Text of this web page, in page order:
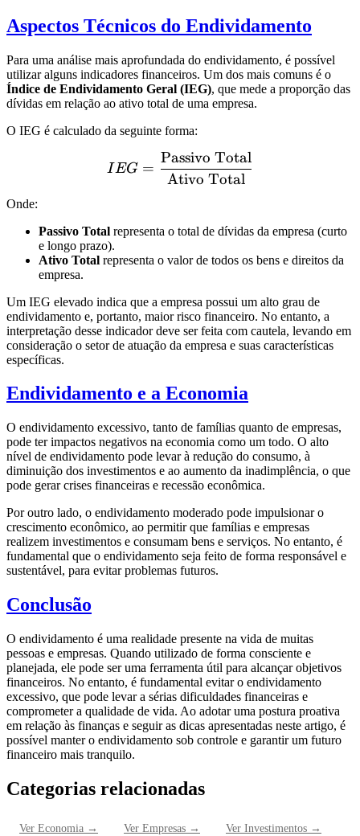
Aspectos Técnicos do Endividamento
Para uma análise mais aprofundada do endividamento, é possível
utilizar alguns indicadores financeiros. Um dos mais comuns é o
Índice de Endividamento Geral (IEG), que mede a proporção das
dívidas em relação ao ativo total de uma empresa.
O IEG é calculado da seguinte forma:
IEG =
IEG =
Ativo Total
Passivo Total
Onde:
Passivo Total representa o total de dívidas da empresa (curto
e longo prazo).
Ativo Total representa o valor de todos os bens e direitos da
empresa.
Um IEG elevado indica que a empresa possui um alto grau de
endividamento e, portanto, maior risco financeiro. No entanto, a
interpretação desse indicador deve ser feita com cautela, levando em
consideração o setor de atuação da empresa e suas características
específicas.
Endividamento e a Economia
O endividamento excessivo, tanto de famílias quanto de empresas,
pode ter impactos negativos na economia como um todo. O alto
nível de endividamento pode levar à redução do consumo, à
diminuição dos investimentos e ao aumento da inadimplência, o que
pode gerar crises financeiras e recessão econômica.
Por outro lado, o endividamento moderado pode impulsionar o
crescimento econômico, ao permitir que famílias e empresas
realizem investimentos e consumam bens e serviços. No entanto, é
fundamental que o endividamento seja feito de forma responsável e
sustentável, para evitar problemas futuros.
Conclusão
O endividamento é uma realidade presente na vida de muitas
pessoas e empresas. Quando utilizado de forma consciente e
planejada, ele pode ser uma ferramenta útil para alcançar objetivos
financeiros. No entanto, é fundamental evitar o endividamento
excessivo, que pode levar a sérias dificuldades financeiras e
comprometer a qualidade de vida. Ao adotar uma postura proativa
em relação às finanças e seguir as dicas apresentadas neste artigo, é
possível manter o endividamento sob controle e garantir um futuro
financeiro mais tranquilo.
Categorias relacionadas
Ver Economia → Ver Empresas → Ver Investimentos →